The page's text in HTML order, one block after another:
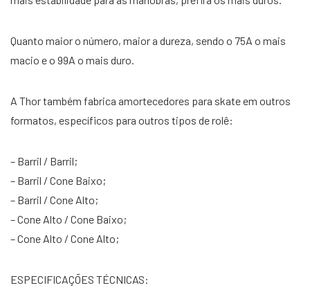
Quanto maior o número, maior a dureza, sendo o 75A o mais
macio e o 99A o mais duro.
A Thor também fabrica amortecedores para skate em outros
formatos, específicos para outros tipos de rolê:
– Barril / Barril;
– Barril / Cone Baixo;
– Barril / Cone Alto;
– Cone Alto / Cone Baixo;
– Cone Alto / Cone Alto;
ESPECIFICAÇÕES TÉCNICAS: